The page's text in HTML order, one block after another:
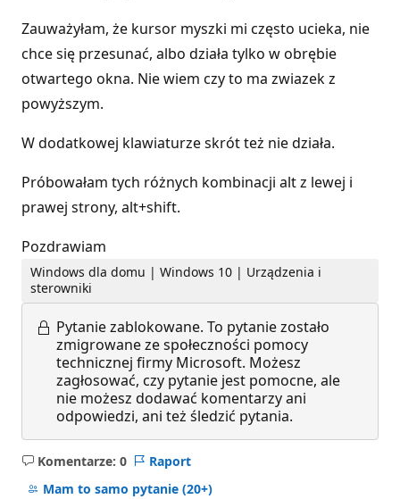
Zauważyłam, że kursor myszki mi często ucieka, nie
chce się przesunać, albo działa tylko w obrębie
otwartego okna. Nie wiem czy to ma zwiazek z
powyższym.
W dodatkowej klawiaturze skrót też nie działa.
Próbowałam tych różnych kombinacji alt z lewej i
prawej strony, alt+shift.
Pozdrawiam
Windows dla domu | Windows 10 | Urządzenia i
sterowniki
Pytanie zablokowane. To pytanie zostało
zmigrowane ze społeczności pomocy
technicznej firmy Microsoft. Możesz
zagłosować, czy pytanie jest pomocne, ale
nie możesz dodawać komentarzy ani
odpowiedzi, ani też śledzić pytania.
Komentarze: 0
Brak
komentarzy
Raport
Mam to samo pytanie (20+)